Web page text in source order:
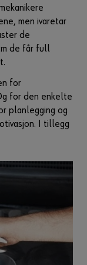
men ivaretar
de
de får full
for
for den enkelte
planlegging og
I tillegg